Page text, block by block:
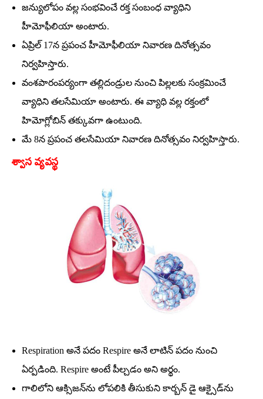
జన్యులోపం వల్ల సంభవించే రక్త సంబంధ వ్యాధిని
హీమోఫీలియా అంటారు.
ఏప్రిల్‌ 17న ప్రపంచ హీమోఫీలియా నివారణ దినోత్సవం
నిర్వహిస్తారు.
వంశపారంపర్యంగా తల్లిదండ్రుల నుంచి పిల్లలకు సంక్రమించే
వ్యాధిని తలసేమియా అంటారు. ఈ వ్యాధి వల్ల రక్తంలో
హిమోగ్లోబిన్‌ తక్కువగా ఉంటుంది.
మే 8న ప్రపంచ తలసేమియా నివారణ దినోత్సవం నిర్వహిస్తారు.
శ్వాస వ్యవస్థ
Respiration అనే పదం Respire అనే లాటిన్‌ పదం నుంచి
ఏర్పడింది. Respire అంటే పీల్చడం అని అర్థం.
గాలిలోని ఆక్సిజన్‌ను లోపలికి తీసుకుని కార్బన్‌ డై ఆక్సైడ్‌ను